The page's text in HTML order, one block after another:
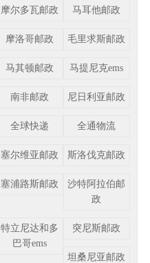
摩尔多瓦邮政 马耳他邮政
摩洛哥邮政 毛里求斯邮政
马其顿邮政 马提尼克ems
南非邮政 尼日利亚邮政
全球快递 全通物流
塞尔维亚邮政 斯洛伐克邮政
塞浦路斯邮政
沙特阿拉伯邮
政
特立尼达和多
巴哥ems
突尼斯邮政
坦桑尼亚邮政